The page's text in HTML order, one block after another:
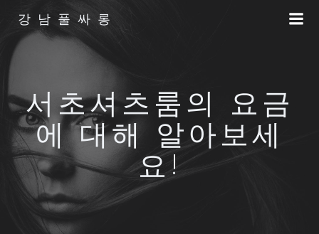
강남풀싸롱
서초셔츠룸의 요금
에 대해 알아보세
요!